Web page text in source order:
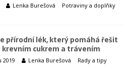
Lenka Burešová Potraviny a doplňky
přírodní lék, který pomáhá řešit
krevním cukrem a trávením
2019 Lenka Burešová Rady a tipy